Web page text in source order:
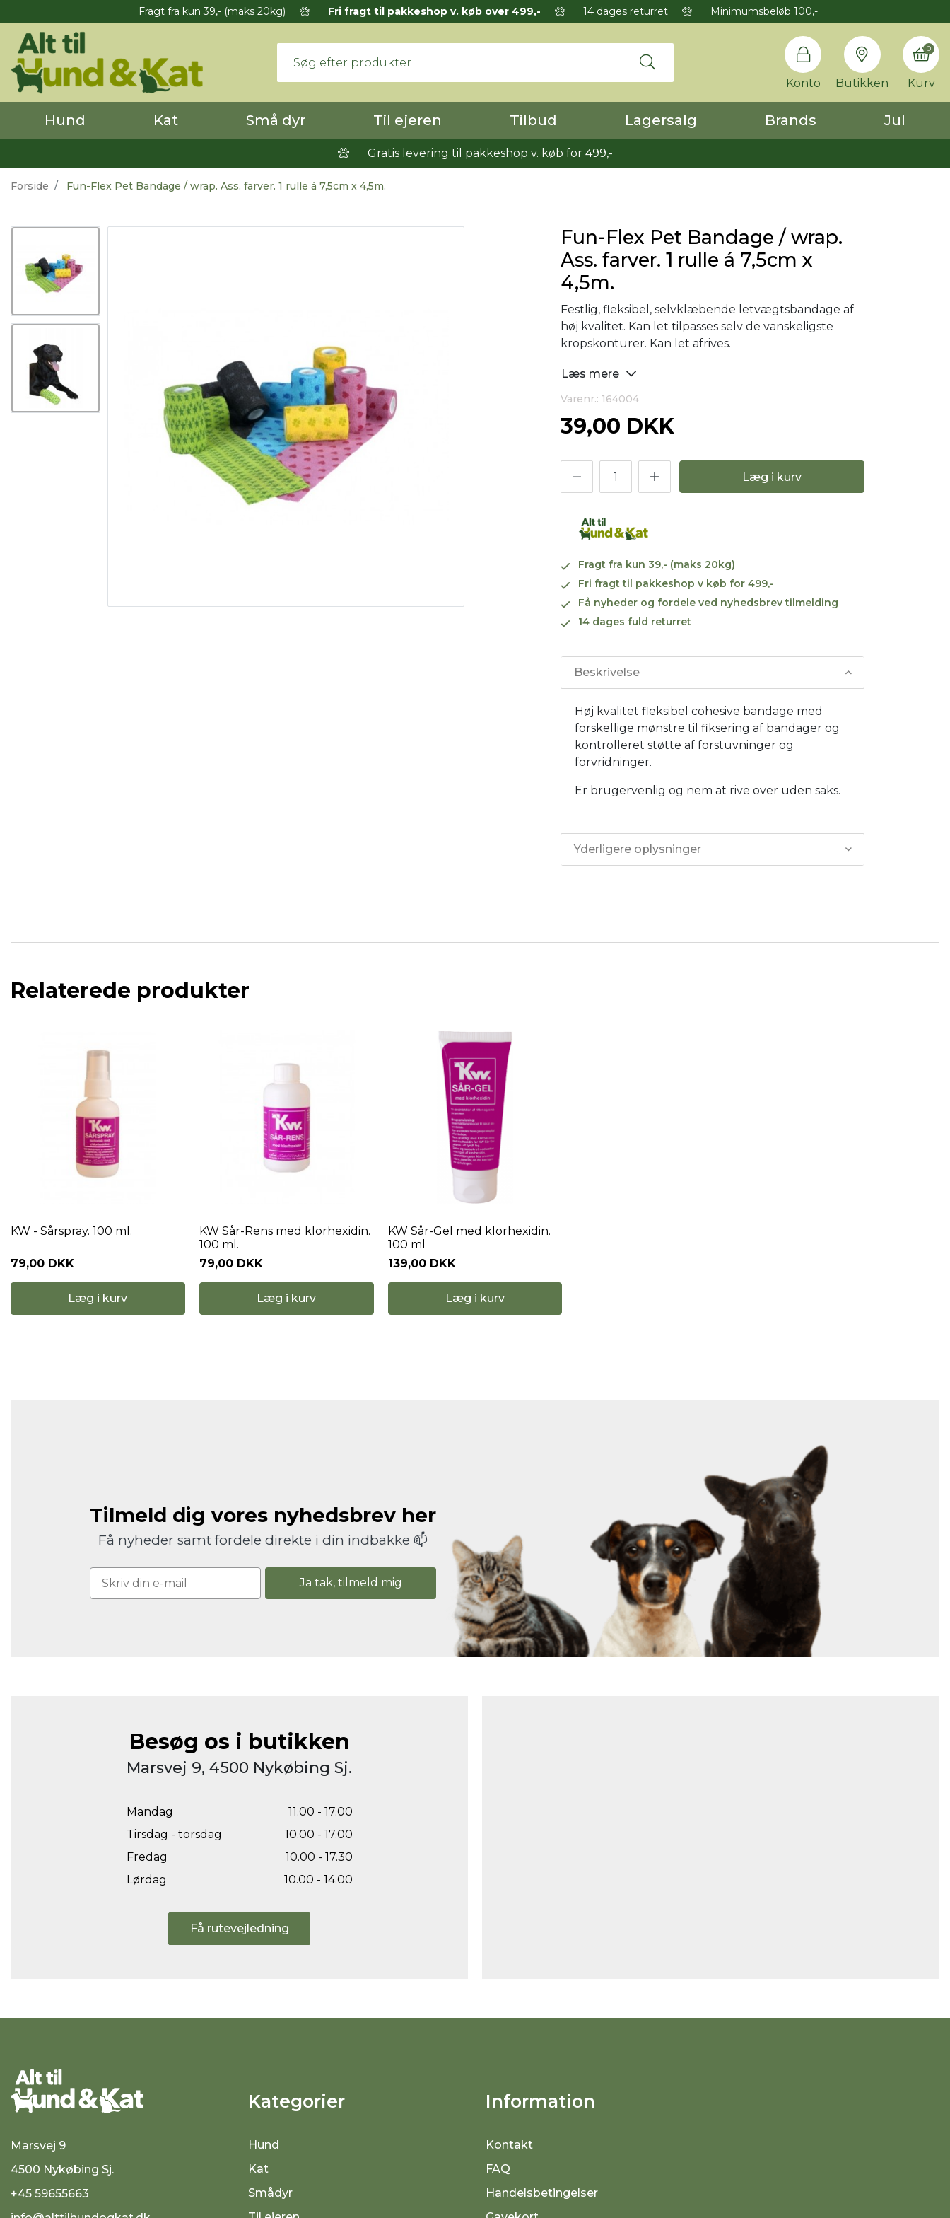
Fragt fra kun 39,- (maks 20kg) Fri fragt til pakkeshop v. køb over 499,- 14 dages returret Minimumsbeløb 100,-
Konto Butikken Kurv
0
Hund Kat Små dyr Til ejeren Tilbud Lagersalg Brands Jul
Gratis levering til pakkeshop v. køb for 499,-
Forside Fun-Flex Pet Bandage / wrap. Ass. farver. 1 rulle á 7,5cm x 4,5m.
Fun-Flex Pet Bandage / wrap.
Ass. farver. 1 rulle á 7,5cm x
4,5m.
Festlig, fleksibel, selvklæbende letvægtsbandage af
høj kvalitet. Kan let tilpasses selv de vanskeligste
kropskonturer. Kan let afrives.
Læs mere
Varenr.: 164004
39,00 DKK
Læg i kurv
Fragt fra kun 39,- (maks 20kg)
Fri fragt til pakkeshop v køb for 499,-
Få nyheder og fordele ved nyhedsbrev tilmelding
14 dages fuld returret
Beskrivelse
Høj kvalitet fleksibel cohesive bandage med
forskellige mønstre til fiksering af bandager og
kontrolleret støtte af forstuvninger og
forvridninger.
Er brugervenlig og nem at rive over uden saks.
Yderligere oplysninger
Relaterede produkter
KW - Sårspray. 100 ml.
79,00 DKK
Læg i kurv
KW Sår-Rens med klorhexidin.
100 ml.
79,00 DKK
Læg i kurv
KW Sår-Gel med klorhexidin.
100 ml
139,00 DKK
Læg i kurv
Tilmeld dig vores nyhedsbrev her
Få nyheder samt fordele direkte i din indbakke 📫
Ja tak, tilmeld mig
Besøg os i butikken
Marsvej 9, 4500 Nykøbing Sj.
Mandag
11.00 - 17.00
Tirsdag - torsdag
10.00 - 17.00
Fredag
10.00 - 17.30
Lørdag
10.00 - 14.00
Få rutevejledning
Marsvej 9
4500 Nykøbing Sj.
+45 59655663
Kategorier
Hund
Kat
Smådyr
Information
Kontakt
FAQ
Handelsbetingelser